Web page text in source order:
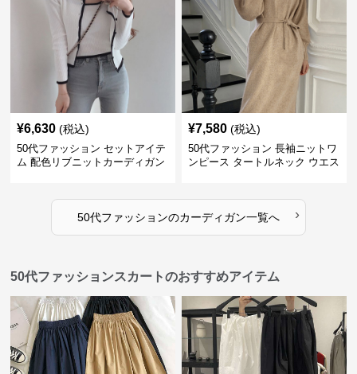
¥6,630 (税込)
50代ファッション セットアイテ
ム 配色リブニットカーディガン
¥7,580 (税込)
50代ファッション 長袖ニットワ
ンピース タートルネック ウエス
50代ファッションのカーディガン一覧へ ›
50代ファッションスカートのおすすめアイテム